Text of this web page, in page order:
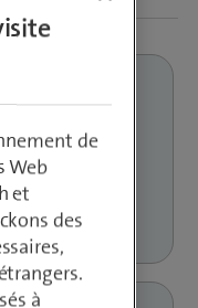
urgences
de
Web
et
des
à